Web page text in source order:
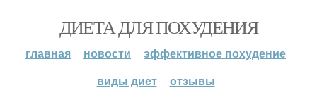
ДИЕТА ДЛЯ ПОХУДЕНИЯ
главная новости
эффективное похудение
виды диет
отзывы